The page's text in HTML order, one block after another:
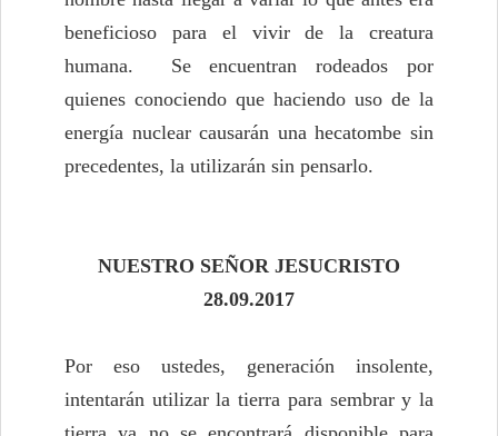
beneficioso para el vivir de la creatura
humana. Se encuentran rodeados por
quienes conociendo que haciendo uso de la
energía nuclear causarán una hecatombe sin
precedentes, la utilizarán sin pensarlo.
NUESTRO SEÑOR JESUCRISTO
28.09.2017
Por eso ustedes, generación insolente,
intentarán utilizar la tierra para sembrar y la